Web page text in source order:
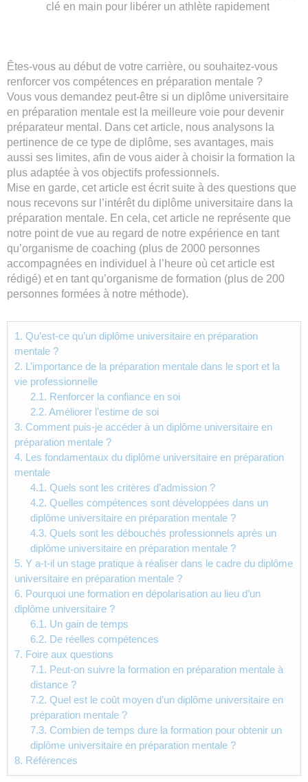
clé en main pour libérer un athlète rapidement
Êtes-vous au début de votre carrière, ou souhaitez-vous
renforcer vos compétences en préparation mentale ?
Vous vous demandez peut-être si un diplôme universitaire
en préparation mentale est la meilleure voie pour devenir
préparateur mental. Dans cet article, nous analysons la
pertinence de ce type de diplôme, ses avantages, mais
aussi ses limites, afin de vous aider à choisir la formation la
plus adaptée à vos objectifs professionnels.
Mise en garde, cet article est écrit suite à des questions que
nous recevons sur l’intérêt du diplôme universitaire dans la
préparation mentale. En cela, cet article ne représente que
notre point de vue au regard de notre expérience en tant
qu’organisme de coaching (plus de 2000 personnes
accompagnées en individuel à l’heure où cet article est
rédigé) et en tant qu’organisme de formation (plus de 200
personnes formées à notre méthode).
1. Qu’est-ce qu’un diplôme universitaire en préparation
mentale ?
2. L’importance de la préparation mentale dans le sport et la
vie professionnelle
2.1. Renforcer la confiance en soi
2.2. Améliorer l’estime de soi
3. Comment puis-je accéder à un diplôme universitaire en
préparation mentale ?
4. Les fondamentaux du diplôme universitaire en préparation
mentale
4.1. Quels sont les critères d’admission ?
4.2. Quelles compétences sont développées dans un
diplôme universitaire en préparation mentale ?
4.3. Quels sont les débouchés professionnels après un
diplôme universitaire en préparation mentale ?
5. Y a-t-il un stage pratique à réaliser dans le cadre du diplôme
universitaire en préparation mentale ?
6. Pourquoi une formation en dépolarisation au lieu d’un
diplôme universitaire ?
6.1. Un gain de temps
6.2. De réelles compétences
7. Foire aux questions
7.1. Peut-on suivre la formation en préparation mentale à
distance ?
7.2. Quel est le coût moyen d’un diplôme universitaire en
préparation mentale ?
7.3. Combien de temps dure la formation pour obtenir un
diplôme universitaire en préparation mentale ?
8. Références